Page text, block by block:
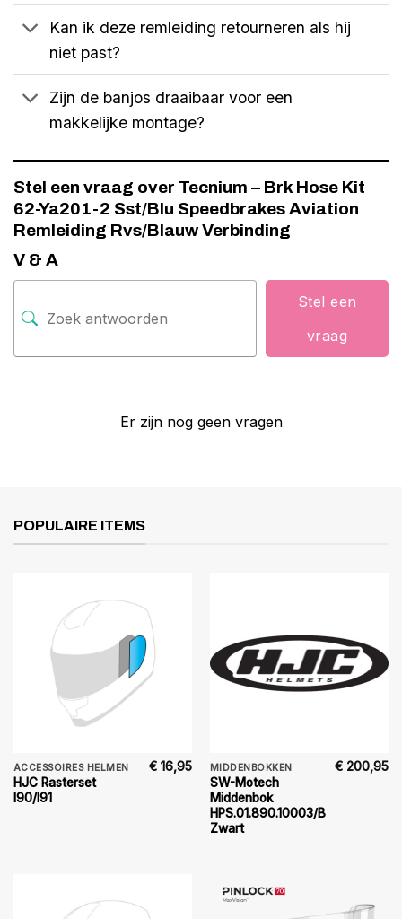
Kan ik deze remleiding retourneren als hij
niet past?
Zijn de banjos draaibaar voor een
makkelijke montage?
Stel een vraag over Tecnium – Brk Hose Kit
62-Ya201-2 Sst/Blu Speedbrakes Aviation
Remleiding Rvs/Blauw Verbinding
V & A
Stel een
vraag
Er zijn nog geen vragen
POPULAIRE ITEMS
ACCESSOIRES HELMEN
HJC Rasterset
I90/I91
€ 16,95 MIDDENBOKKEN
SW-Motech
Middenbok
HPS.01.890.10003/B
Zwart
€ 200,95